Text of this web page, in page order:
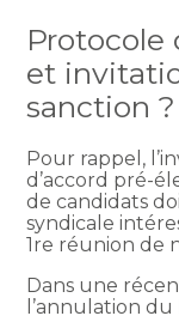
Protocole
et
sanction ?
Pour rappel,
d’accord pré-
de candidats
syndicale
1re réunion de
Dans une
l’annulation du